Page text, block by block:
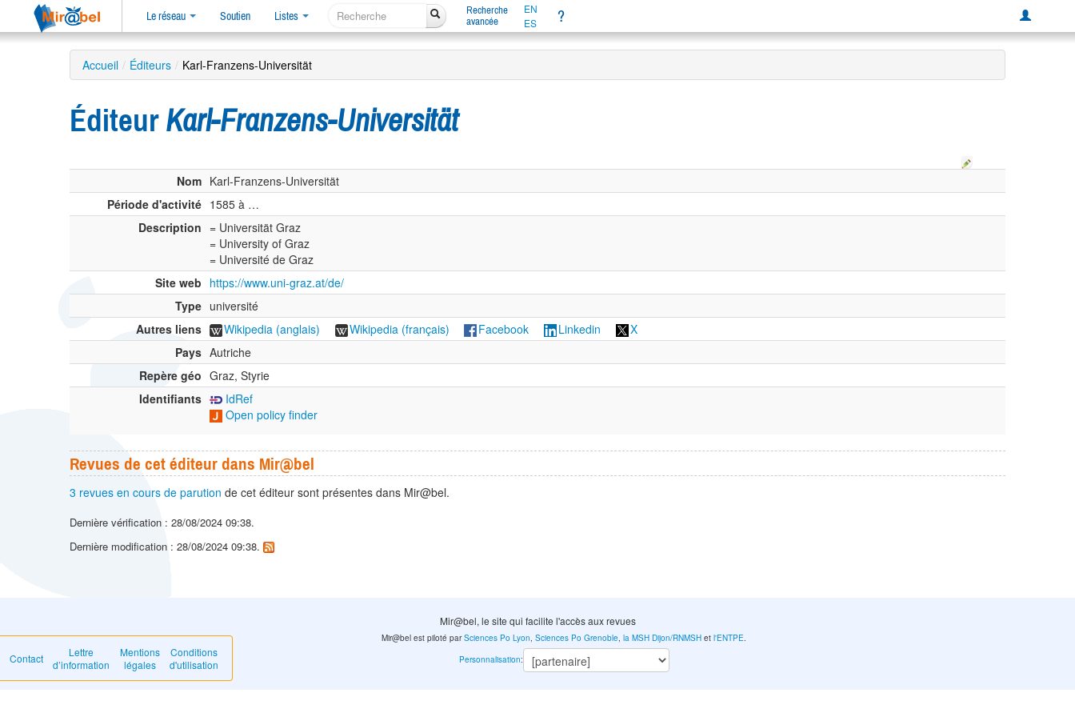
Le réseau Soutien Listes
Recherche
avancée
EN
ES
?
Accueil / Éditeurs / Karl-Franzens-Universität
Éditeur Karl-Franzens-Universität
Nom Karl-Franzens-Universität
Période d'activité 1585 à …
Description = Universität Graz
= University of Graz
= Université de Graz
Site web https://www.uni-graz.at/de/
Type université
Autres liens
Wikipedia (anglais) Wikipedia (français) Facebook Linkedin
X
Pays Autriche
Repère géo Graz, Styrie
Identifiants
IdRef
Open policy finder
Revues de cet éditeur dans Mir@bel
3 revues en cours de parution de cet éditeur sont présentes dans Mir@bel.
Dernière vérification : 28/08/2024 09:38.
Dernière modification : 28/08/2024 09:38.
Mir@bel, le site qui facilite l'accès aux revues
Contact
Lettre
d’information
Mentions
légales
Conditions
d'utilisation
Mir@bel est piloté parSciences Po Lyon,Sciences Po Grenoble,la MSH Dijon/RNMSH etl'ENTPE.
Personnalisation: